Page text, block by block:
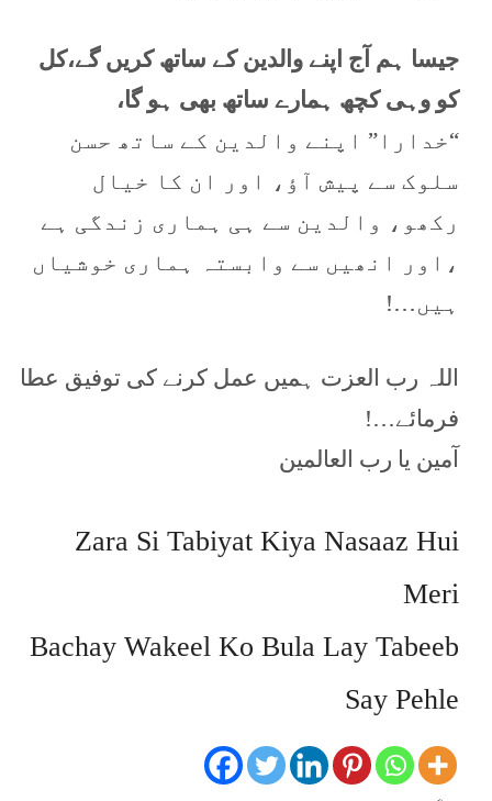
جیسا ہم آج اپنے والدین کے ساتھ کریں گے،کل
کو وہی کچھ ہمارے ساتھ بھی ہو گا،
“خدارا” اپنے والدین کے ساتھ حسن
سلوک سے پیش آؤ، اور ان کا خیال
رکھو، والدین سے ہی ہماری زندگی ہے
،اور انھیں سے وابستہ ہماری خوشیاں
ہیں…!
اللہ رب العزت ہمیں عمل کرنے کی توفیق عطا
فرمائے…!
آمین یا رب العالمین
Zara Si Tabiyat Kiya Nasaaz Hui
Meri
Bachay Wakeel Ko Bula Lay Tabeeb
Say Pehle